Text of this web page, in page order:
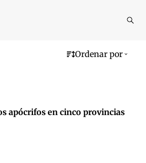
Ordenar por
apócrifos en cinco provincias